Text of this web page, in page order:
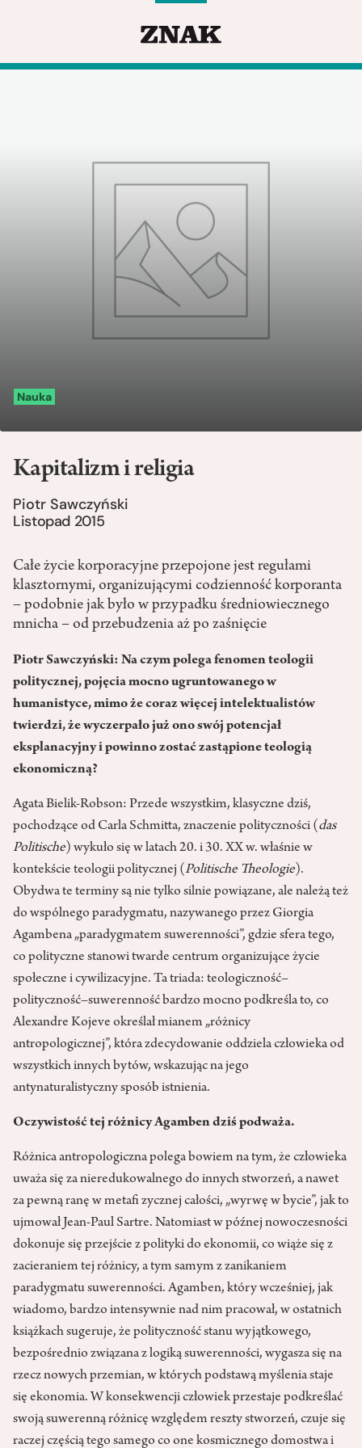
Nauka
Kapitalizm i religia
Piotr Sawczyński
Listopad 2015
Całe życie korporacyjne przepojone jest regułami
klasztornymi, organizującymi codzienność korporanta
– podobnie jak było w przypadku średniowiecznego
mnicha – od przebudzenia aż po zaśnięcie
Piotr Sawczyński: Na czym polega fenomen teologii
politycznej, pojęcia mocno ugruntowanego w
humanistyce, mimo że coraz więcej intelektualistów
twierdzi, że wyczerpało już ono swój potencjał
eksplanacyjny i powinno zostać zastąpione teologią
ekonomiczną?
Agata Bielik-Robson: Przede wszystkim, klasyczne dziś,
pochodzące od Carla Schmitta, znaczenie polityczności (das
Politische) wykuło się w latach 20. i 30. XX w. właśnie w
kontekście teologii politycznej (Politische Theologie).
Obydwa te terminy są nie tylko silnie powiązane, ale należą też
do wspólnego paradygmatu, nazywanego przez Giorgia
Agambena „paradygmatem suwerenności”, gdzie sfera tego,
co polityczne stanowi twarde centrum organizujące życie
społeczne i cywilizacyjne. Ta triada: teologiczność–
polityczność–suwerenność bardzo mocno podkreśla to, co
Alexandre Kojeve określał mianem „różnicy
antropologicznej”, która zdecydowanie oddziela człowieka od
wszystkich innych bytów, wskazując na jego
antynaturalistyczny sposób istnienia.
Oczywistość tej różnicy Agamben dziś podważa.
Różnica antropologiczna polega bowiem na tym, że człowieka
uważa się za nieredukowalnego do innych stworzeń, a nawet
za pewną ranę w metafi zycznej całości, „wyrwę w bycie”, jak to
ujmował Jean-Paul Sartre. Natomiast w późnej nowoczesności
dokonuje się przejście z polityki do ekonomii, co wiąże się z
zacieraniem tej różnicy, a tym samym z zanikaniem
paradygmatu suwerenności. Agamben, który wcześniej, jak
wiadomo, bardzo intensywnie nad nim pracował, w ostatnich
książkach sugeruje, że polityczność stanu wyjątkowego,
bezpośrednio związana z logiką suwerenności, wygasza się na
rzecz nowych przemian, w których podstawą myślenia staje
się ekonomia. W konsekwencji człowiek przestaje podkreślać
swoją suwerenną różnicę względem reszty stworzeń, czuje się
raczej częścią tego samego co one kosmicznego domostwa i